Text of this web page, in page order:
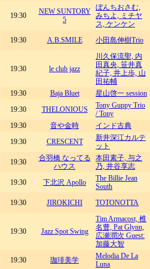
19:30
NEW SUNTORY
5
ぼんちおさむ,
みちよ, ミチヤ
ス, ケンケン
19:30 A.B.SMILE 小田島伸樹Trio
19:30 le club jazz
川久保流聖, 内
田真央, 笹井真
紀子, 井上歩, 山
田祐輔
19:30 Baja Bluet 星山啓一 session
19:30
THELONIOUS
Tony Guppy Trio
/ Tony
19:30
音や金時 インド古典
19:30
CRESCENT
新井深江カルテ
ット
19:30
合羽橋 なってる
ハウス
本田素子, 与之
乃, 井谷享志
19:30
下北沢 Apollo
The Billie Jean
South
19:30
JIROKICHI TOTONOTTA
19:30 Jazz Spot Swing
Tim Armacost, 椎
名豊, Pat Glynn,
広瀬潤次 Guest:
加藤大智
19:30 珈琲美学
Melodia De La
Luna